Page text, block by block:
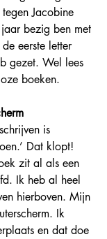
Jacobine
bezig ben met
eerste letter
gezet. Wel lees
boeken.
is
Dat klopt!
zit al als een
Ik heb al heel
hierboven. Mijn
Ik
en dat doe